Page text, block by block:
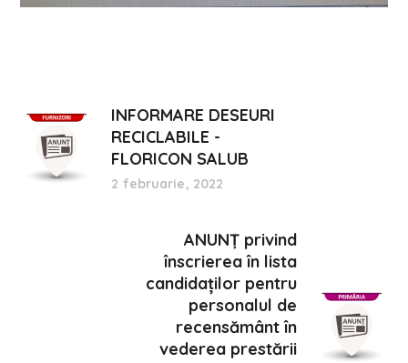
INFORMARE DESEURI
RECICLABILE -
FLORICON SALUB
2 februarie, 2022
ANUNȚ privind
înscrierea în lista
candidaților pentru
personalul de
recensământ în
vederea prestării